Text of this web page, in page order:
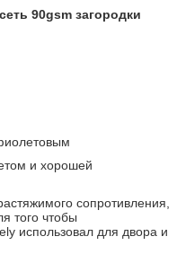
90gsm загородки
и хорошей
сопротивления,
того чтобы
использовал для двора и